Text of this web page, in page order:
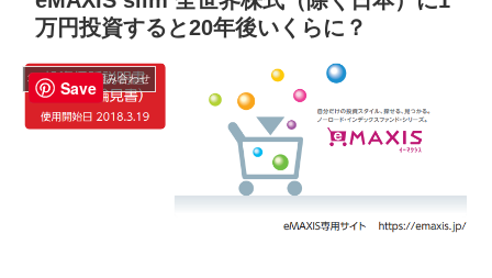
万円投資すると20年後いくらに？
3. 商品選択と組み合わせ
Save